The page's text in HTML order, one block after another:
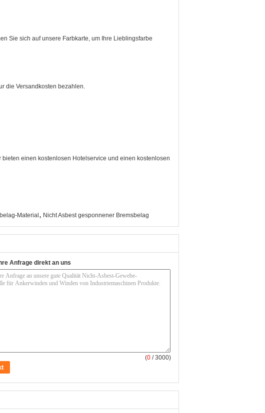
Sie sich auf unsere Farbkarte, um Ihre Lieblingsfarbe
die Versandkosten bezahlen.
einen kostenlosen Hotelservice und einen kostenlosen
Material , Nicht Asbest gesponnener Bremsbelag
Anfrage direkt an uns
(0 / 3000)